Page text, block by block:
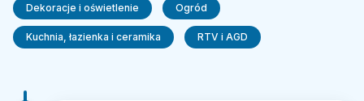
Dekoracje i oświetlenie Ogród
Kuchnia, łazienka i ceramika RTV i AGD